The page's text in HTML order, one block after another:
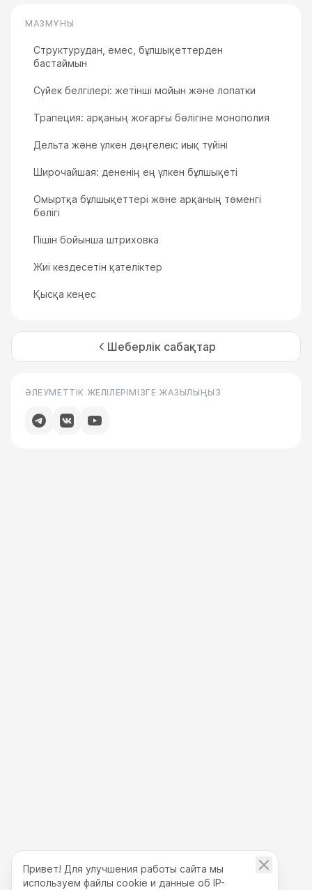
МАЗМҰНЫ
Структурудан, емес, бұлшықеттерден
бастаймын
Сүйек белгілері: жетінші мойын және лопатки
Трапеция: арқаның жоғарғы бөлігіне монополия
Дельта және үлкен дөңгелек: иық түйіні
Широчайшая: дененің ең үлкен бұлшықеті
Омыртқа бұлшықеттері және арқаның төменгі
бөлігі
Пішін бойынша штриховка
Жиі кездесетін қателіктер
Қысқа кеңес
Шеберлік сабақтар
ӘЛЕУМЕТТІК ЖЕЛІЛЕРІМІЗГЕ ЖАЗЫЛЫҢЫЗ
Привет! Для улучшения работы сайта мы
используем файлы cookie и данные об IP-